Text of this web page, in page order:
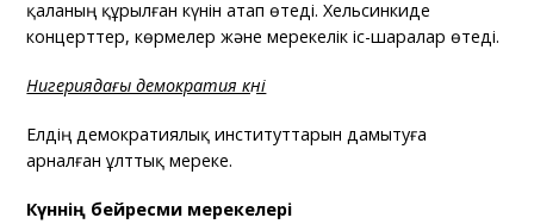
қаланың құрылған күнін атап өтеді. Хельсинкиде
концерттер, көрмелер және мерекелік іс-шаралар өтеді.
Нигериядағы демократия күні
Елдің демократиялық институттарын дамытуға
арналған ұлттық мереке.
Күннің бейресми мерекелері